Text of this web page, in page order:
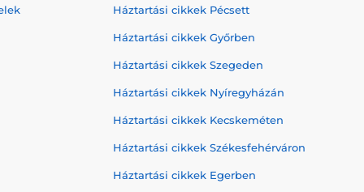
Háztartási cikkek Pécsett
Háztartási cikkek Győrben
Háztartási cikkek Szegeden
Háztartási cikkek Nyíregyházán
Háztartási cikkek Kecskeméten
Háztartási cikkek Székesfehérváron
Háztartási cikkek Egerben